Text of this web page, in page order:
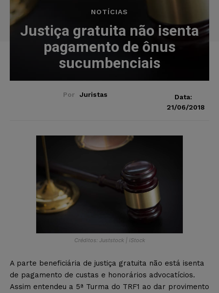
NOTÍCIAS
Justiça gratuita não isenta
pagamento de ônus
sucumbenciais
Por Juristas
Data:
21/06/2018
Créditos: Juststock | iStock
A parte beneficiária de justiça gratuita não está isenta
de pagamento de custas e honorários advocatícios.
Assim entendeu a 5ª Turma do TRF1 ao dar provimento